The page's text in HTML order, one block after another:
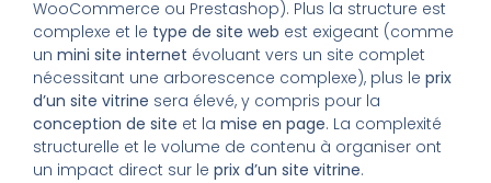
WooCommerce ou Prestashop). Plus la structure est
complexe et le type de site web est exigeant (comme
un mini site internet évoluant vers un site complet
nécessitant une arborescence complexe), plus le prix
d’un site vitrine sera élevé, y compris pour la
conception de site et la mise en page. La complexité
structurelle et le volume de contenu à organiser ont
un impact direct sur le prix d’un site vitrine.